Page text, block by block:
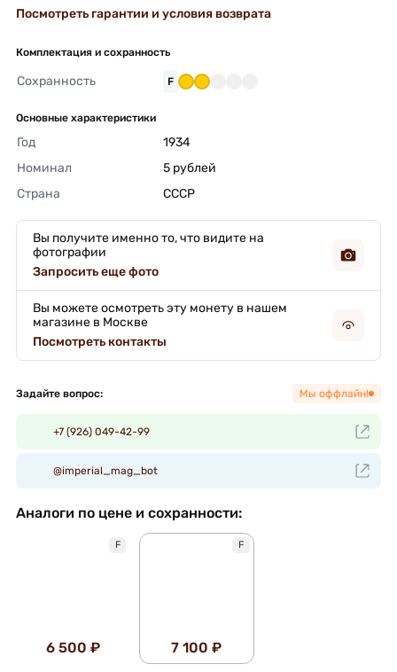
Посмотреть гарантии и условия возврата
Комплектация и сохранность
Сохранность F
Основные характеристики
Год
1934
Номинал
5 рублей
Страна
СССР
Вы получите именно то, что видите на
фотографии
Запросить еще фото
Вы можете осмотреть эту монету в нашем
магазине в Москве
Посмотреть контакты
Задайте вопрос: Мы оффлайн!
+7 (926) 049-42-99
@imperial_mag_bot
Аналоги по цене и сохранности:
F
6 500 ₽
F
7 100 ₽